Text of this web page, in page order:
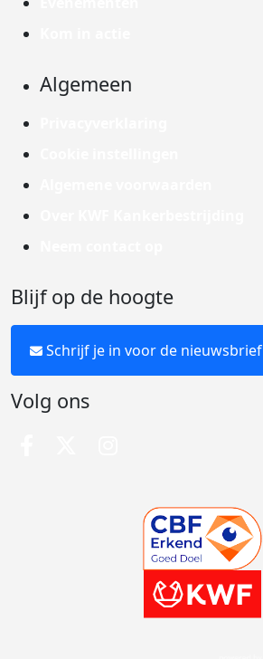
Algemeen
Blijf op de hoogte
Schrijf je in voor de nieuwsbrief
Volg ons